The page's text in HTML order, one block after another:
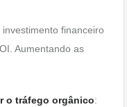
financeiro
Aumentando as
o tráfego orgânico: